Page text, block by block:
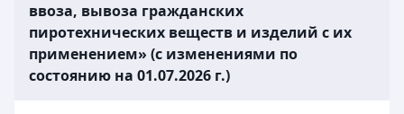
ввоза, вывоза гражданских
пиротехнических веществ и изделий с их
применением» (с изменениями по
состоянию на 01.07.2026 г.)